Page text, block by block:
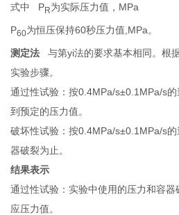
式中 PR为实际压力值，MPa
P60为恒压保持60秒压力值,MPa。
测定法 与第yi法的要求基本相同。根
实验步骤。
通过性试验：按0.4MPa/s±0.1MPa/s
到预定的压力值。
破坏性试验：按0.4MPa/s±0.1MPa/s
器破裂为止。
结果表示
通过性试验：实验中使用的压力和容
应压力值。